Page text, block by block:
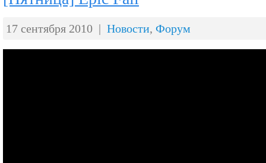
17 сентября 2010 | Новости, Форум